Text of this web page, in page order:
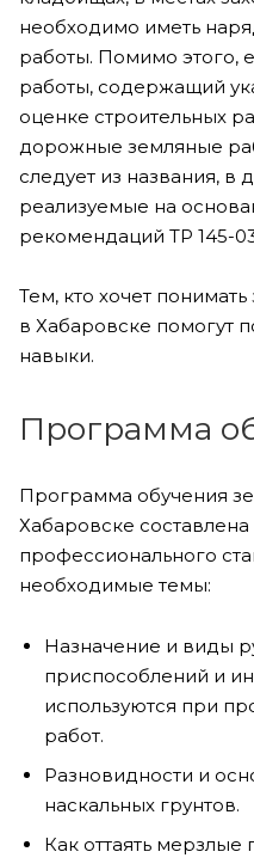
необходимо иметь
работы. Помимо этого,
работы, содержащий
оценке строительных
дорожные земляные
следует из названия, в
реализуемые на
рекомендаций ТР 145-
Тем, кто хочет
в Хабаровске помогут
навыки.
Программа
Программа обучения
Хабаровске
профессионального
необходимые темы:
Назначение и виды
приспособлений и
используются при
работ.
Разновидности и
наскальных грунтов.
Как оттаять мерзлые